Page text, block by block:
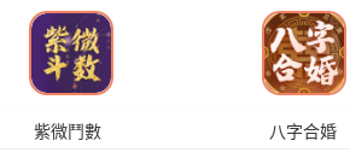
紫微鬥數 八字合婚